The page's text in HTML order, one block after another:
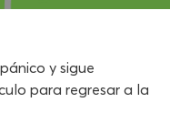
y sigue
para regresar a la